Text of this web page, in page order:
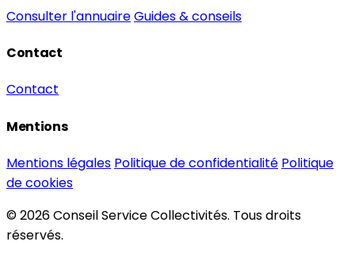
Consulter l'annuaireGuides & conseils
Contact
Contact
Mentions
Mentions légales Politique de confidentialité Politique
de cookies
© 2026 Conseil Service Collectivités. Tous droits
réservés.